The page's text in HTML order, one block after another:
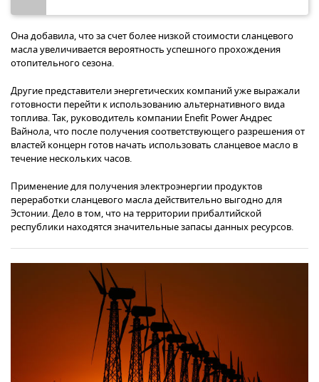
Она добавила, что за счет более низкой стоимости сланцевого
масла увеличивается вероятность успешного прохождения
отопительного сезона.
Другие представители энергетических компаний уже выражали
готовности перейти к использованию альтернативного вида
топлива. Так, руководитель компании Enefit Power Андрес
Вайнола, что после получения соответствующего разрешения от
властей концерн готов начать использовать сланцевое масло в
течение нескольких часов.
Применение для получения электроэнергии продуктов
переработки сланцевого масла действительно выгодно для
Эстонии. Дело в том, что на территории прибалтийской
республики находятся значительные запасы данных ресурсов.